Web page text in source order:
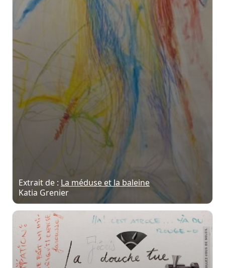
Extrait de : La méduse et la baleine
Katia Grenier